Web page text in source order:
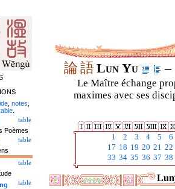
論語Lun Yu –
Le Maître échange
maximes avec ses
1 2 3 4 5
6
17 18 19 20 21 22
33 34 35 36 37 38
notes
table
Poèmes
table
table
table